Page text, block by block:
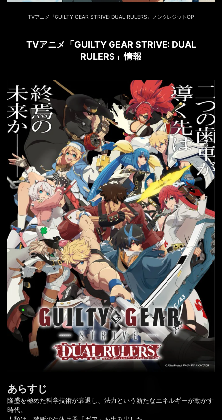
TVアニメ『GUILTY GEAR STRIVE: DUAL RULERS』ノンクレジットOP
TVアニメ「GUILTY GEAR STRIVE: DUAL
RULERS」情報
あらすじ
隆盛を極めた科学技術が衰退し、法力という新たなエネルギーが動かす
時代。